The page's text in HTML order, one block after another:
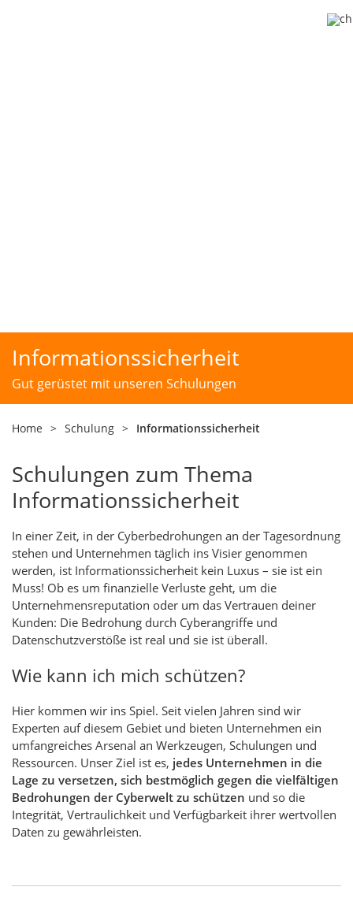
Informationssicherheit
Gut gerüstet mit unseren Schulungen
Home > Schulung > Informationssicherheit
Schulungen zum Thema
Informationssicherheit
In einer Zeit, in der Cyberbedrohungen an der Tagesordnung
stehen und Unternehmen täglich ins Visier genommen
werden, ist Informationssicherheit kein Luxus – sie ist ein
Muss! Ob es um finanzielle Verluste geht, um die
Unternehmensreputation oder um das Vertrauen deiner
Kunden: Die Bedrohung durch Cyberangriffe und
Datenschutzverstöße ist real und sie ist überall.
Wie kann ich mich schützen?
Hier kommen wir ins Spiel. Seit vielen Jahren sind wir
Experten auf diesem Gebiet und bieten Unternehmen ein
umfangreiches Arsenal an Werkzeugen, Schulungen und
Ressourcen. Unser Ziel ist es, jedes Unternehmen in die
Lage zu versetzen, sich bestmöglich gegen die vielfältigen
Bedrohungen der Cyberwelt zu schützen und so die
Integrität, Vertraulichkeit und Verfügbarkeit ihrer wertvollen
Daten zu gewährleisten.